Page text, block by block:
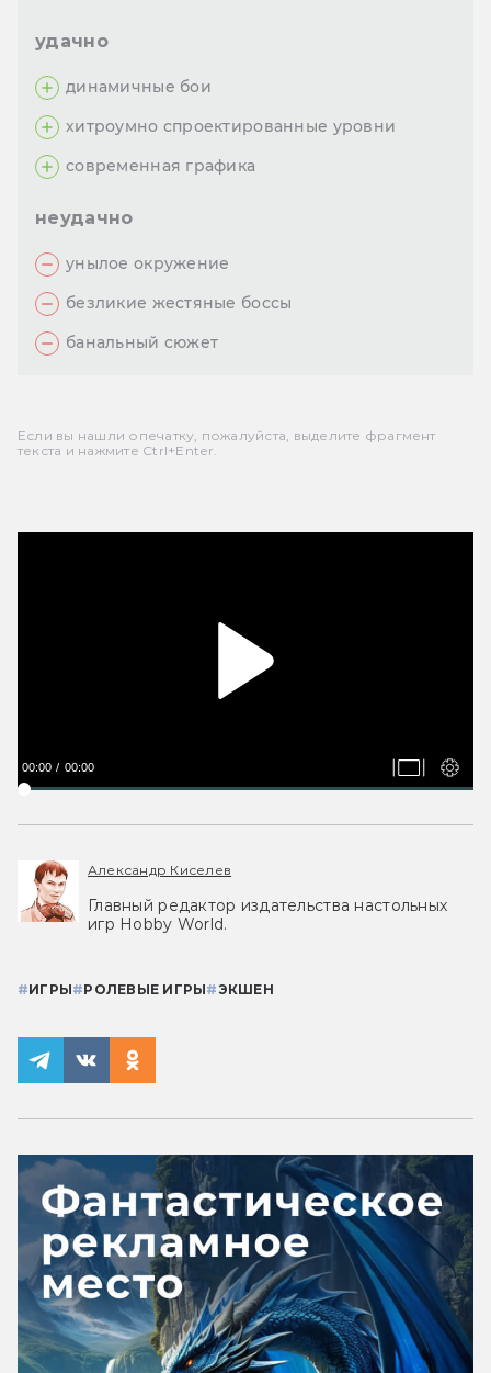
удачно
динамичные бои
хитроумно спроектированные уровни
современная графика
неудачно
унылое окружение
безликие жестяные боссы
банальный сюжет
Если вы нашли опечатку, пожалуйста, выделите фрагмент
текста и нажмите Ctrl+Enter.
00:00 00:00
Александр Киселев
Главный редактор издательства настольных
игр Hobby World.
#ИГРЫ#РОЛЕВЫЕ ИГРЫ#ЭКШЕН